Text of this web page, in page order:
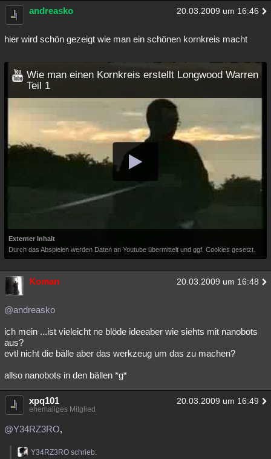
andreasko 20.03.2009 um 16:46
hier wird schön gezeigt wie man ein schönen kornkreis macht
Wie man einen Kornkreis erstellt Longwood Warren
Teil 1
Externer Inhalt
Durch das Abspielen werden Daten an Youtube übermittelt und ggf. Cookies gesetzt.
Koman 20.03.2009 um 16:48
@andreasko
ich mein ...ist vieleicht ne blöde ideeaber wie siehts mit nanobots
aus?
evtl nicht die bälle aber das werkzeug um das zu machen?
allso nanobots in den bällen *g*
xpq101 20.03.2009 um 16:49
ehemaliges Mitglied
@Y34RZ3RO,
Y34RZ3RO schrieb: